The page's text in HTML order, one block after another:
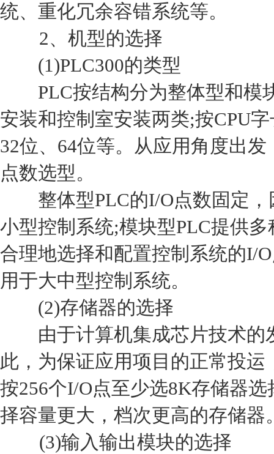
统、重化冗余容错系统等。
2、机型的选择
(1)PLC300的类型
PLC按结构分为整体型和模
安装和控制室安装两类;按CPU
32位、64位等。从应用角度出
点数选型。
整体型PLC的I/O点数固定，
小型控制系统;模块型PLC提供
合理地选择和配置控制系统的I/
用于大中型控制系统。
(2)存储器的选择
由于计算机集成芯片技术的
此，为保证应用项目的正常投
按256个I/O点至少选8K存储器
择容量更大，档次更高的存储器
(3)输入输出模块的选择